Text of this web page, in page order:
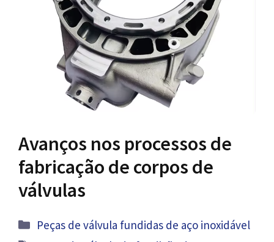
Avanços nos processos de
fabricação de corpos de
válvulas
Categorias
Peças de válvula fundidas de aço inoxidável